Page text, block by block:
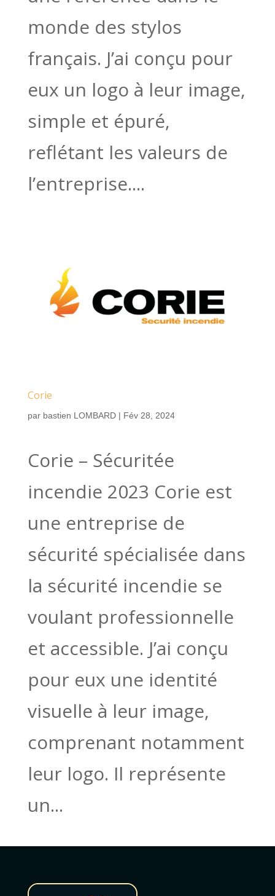
monde des stylos
français. J’ai conçu pour
eux un logo à leur image,
simple et épuré,
reflétant les valeurs de
l’entreprise....
Corie
par bastien LOMBARD| Fév 28, 2024
Corie – Sécuritée
incendie 2023 Corie est
une entreprise de
sécurité spécialisée dans
la sécurité incendie se
voulant professionnelle
et accessible. J’ai conçu
pour eux une identité
visuelle à leur image,
comprenant notamment
leur logo. Il représente
un...